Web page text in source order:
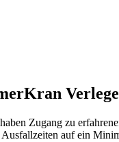
Zugang zu
auf ein